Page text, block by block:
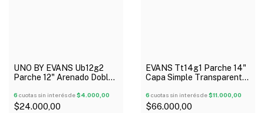
UNO BY EVANS Ub12g2
Parche 12" Arenado Doble
6 cuotas sin interés de$4.000,00
$24.000,00
EVANS Tt14g1 Parche 14"
Capa Simple Transparente
6 cuotas sin interés de$11.000,00
$66.000,00